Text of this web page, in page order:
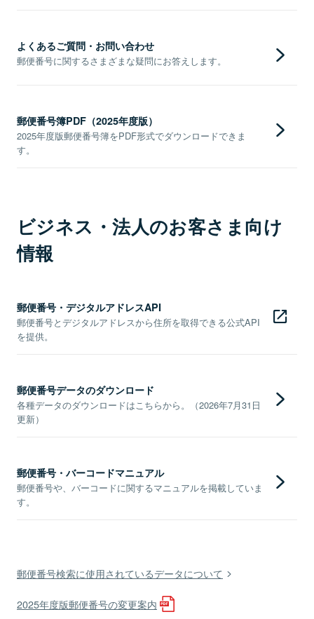
よくあるご質問・お問い合わせ
郵便番号に関するさまざまな疑問にお答えします。
郵便番号簿PDF（2025年度版）
2025年度版郵便番号簿をPDF形式でダウンロードできま
す。
ビジネス・法人のお客さま向け
情報
郵便番号・デジタルアドレスAPI
郵便番号とデジタルアドレスから住所を取得できる公式API
を提供。
郵便番号データのダウンロード
各種データのダウンロードはこちらから。（2026年7月31日
更新）
郵便番号・バーコードマニュアル
郵便番号や、バーコードに関するマニュアルを掲載していま
す。
郵便番号検索に使用されているデータについて
2025年度版郵便番号の変更案内